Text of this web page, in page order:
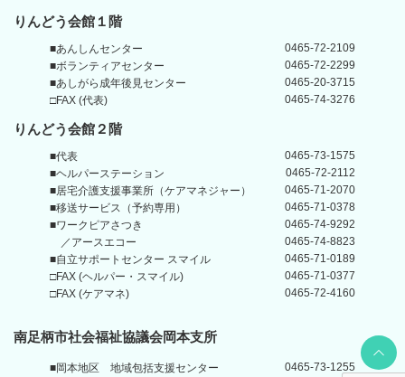
りんどう会館１階
■あんしんセンター
0465-72-2109
■ボランティアセンター
0465-72-2299
■あしがら成年後見センター
0465-20-3715
□FAX (代表)
0465-74-3276
りんどう会館 ２階
■代表
0465-73-1575
■ヘルパーステーション
0465-72-2112
■居宅介護支援事業所 （ケアマネジャー）
0465-71-2070
■移送サービス（予約専用）
0465-71-0378
■ワークピアさつき
0465-74-9292
／アースエコー
0465-74-8823
■自立サポートセンター スマイル
0465-71-0189
□FAX (ヘルパー・スマイル)
0465-71-0377
□FAX (ケアマネ)
0465-72-4160
南足柄市社会福祉協議会岡本支所
■岡本地区 地域包括支援センター 0465-73-1255
Back